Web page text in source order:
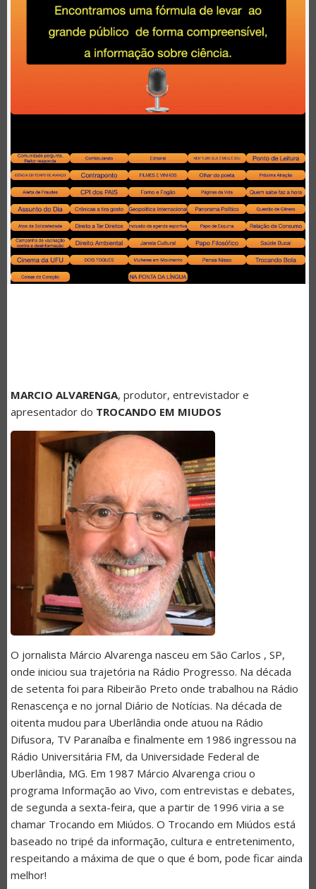
MARCIO ALVARENGA, produtor, entrevistador e
apresentador do TROCANDO EM MIUDOS
O jornalista Márcio Alvarenga nasceu em São Carlos , SP,
onde iniciou sua trajetória na Rádio Progresso. Na década
de setenta foi para Ribeirão Preto onde trabalhou na Rádio
Renascença e no jornal Diário de Notícias. Na década de
oitenta mudou para Uberlândia onde atuou na Rádio
Difusora, TV Paranaíba e finalmente em 1986 ingressou na
Rádio Universitária FM, da Universidade Federal de
Uberlândia, MG. Em 1987 Márcio Alvarenga criou o
programa Informação ao Vivo, com entrevistas e debates,
de segunda a sexta-feira, que a partir de 1996 viria a se
chamar Trocando em Miúdos. O Trocando em Miúdos está
baseado no tripé da informação, cultura e entretenimento,
respeitando a máxima de que o que é bom, pode ficar ainda
melhor!